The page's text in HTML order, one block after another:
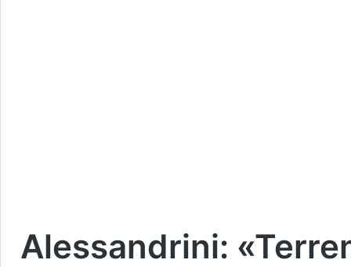
Alessandrini: